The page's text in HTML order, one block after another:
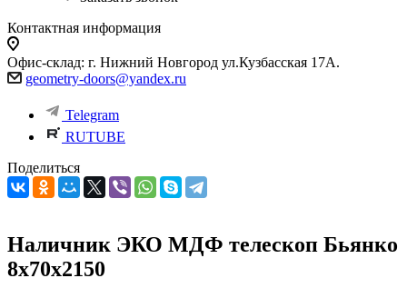
Контактная информация
Офис-склад: г. Нижний Новгород ул.Кузбасская 17А.
geometry-doors@yandex.ru
Telegram
RUTUBE
Поделиться
Наличник ЭКО МДФ телескоп Бьянко
8х70х2150